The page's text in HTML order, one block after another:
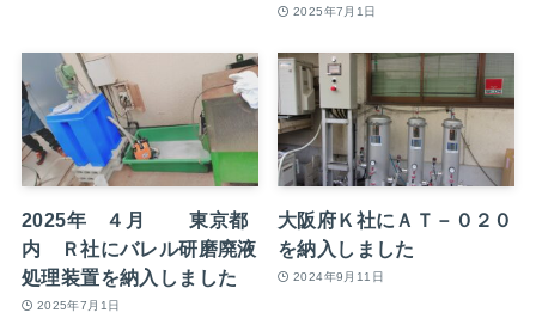
2025年7月1日
2025年 ４月 東京都
内 Ｒ社にバレル研磨廃液
処理装置を納入しました
2025年7月1日
大阪府Ｋ社にＡＴ－０２０
を納入しました
2024年9月11日